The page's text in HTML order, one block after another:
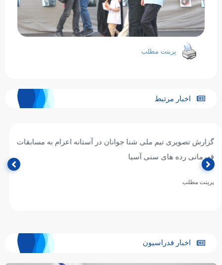
پرینت مطلب
اخبار مرتبط
گزارش تصویری تیم ملی شیرجه جوانان در آستانه اعزام به
مسابقات قهرمانی رده های سنی آسیا
پرینت مطلب
اخبار فدراسیون